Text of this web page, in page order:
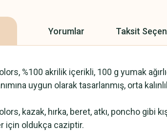
Yorumlar Taksit
%100 akrilik içerikli, 100 g yumak
uygun olarak tasarlanmış, orta
kazak, hırka, beret, atkı, poncho
için oldukça caziptir.